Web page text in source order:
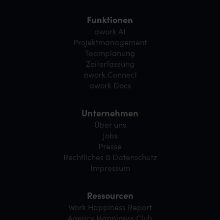
Funktionen
awork AI
Projektmanagement
Teamplanung
Zeiterfassung
awork Connect
awork Docs
Unternehmen
Über uns
Jobs
Presse
Rechtliches & Datenschutz
Impressum
Ressourcen
Work Happiness Report
Agency Happiness Club